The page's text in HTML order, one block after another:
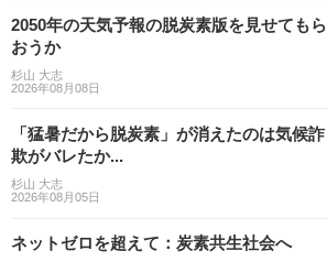
2050年の天気予報の脱炭素版を見せてもら
おうか
杉山 大志
2026年08月08日
「猛暑だから脱炭素」が消えたのは気候詐
欺がバレたか...
杉山 大志
2026年08月05日
ネットゼロを超えて：炭素共生社会へ